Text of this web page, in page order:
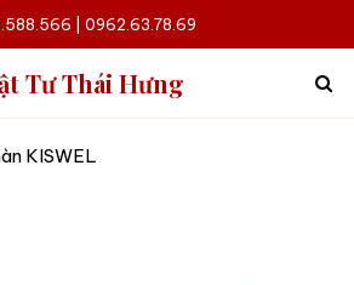
| 0962.63.78.69
Tư Thái Hưng
KISWEL